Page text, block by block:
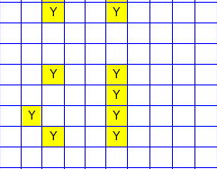
Y Y
Y Y
Y
Y Y
Y Y